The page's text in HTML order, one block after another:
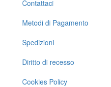
Contattaci
Metodi di Pagamento
Spedizioni
Diritto di recesso
Cookies Policy